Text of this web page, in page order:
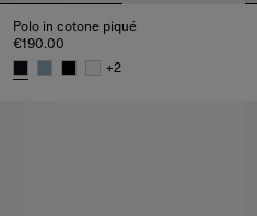
Polo in cotone piqué
€190.00
+2